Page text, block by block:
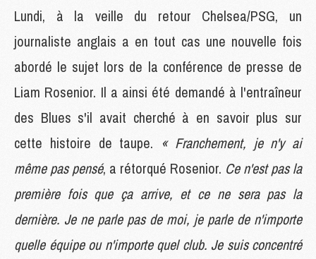
Lundi, à la veille du retour Chelsea/PSG, un
journaliste anglais a en tout cas une nouvelle fois
abordé le sujet lors de la conférence de presse de
Liam Rosenior. Il a ainsi été demandé à l'entraîneur
des Blues s'il avait cherché à en savoir plus sur
cette histoire de taupe. « Franchement, je n'y ai
même pas pensé, a rétorqué Rosenior. Ce n'est pas la
première fois que ça arrive, et ce ne sera pas la
dernière. Je ne parle pas de moi, je parle de n'importe
quelle équipe ou n'importe quel club. Je suis concentré